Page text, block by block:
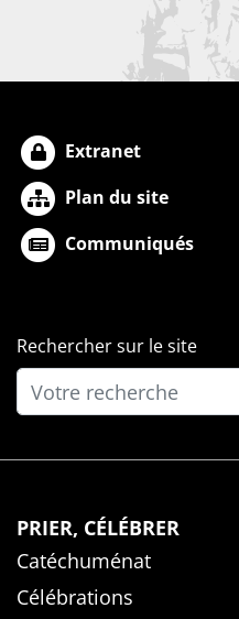
Extranet
Plan du site
Communiqués
Rechercher sur le site
PRIER, CÉLÉBRER
Catéchuménat
Célébrations